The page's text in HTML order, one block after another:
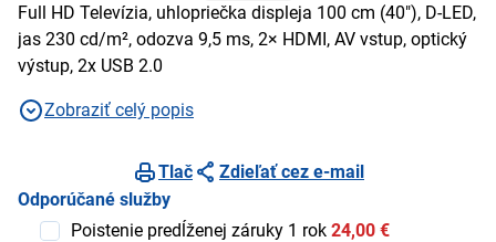
Full HD Televízia, uhlopriečka displeja 100 cm (40"), D-LED,
jas 230 cd/m², odozva 9,5 ms, 2× HDMI, AV vstup, optický
výstup, 2x USB 2.0
Zobraziť celý popis
Tlač
Zdieľať cez e-mail
Odporúčané služby
Poistenie predĺženej záruky 1 rok 24,00 €